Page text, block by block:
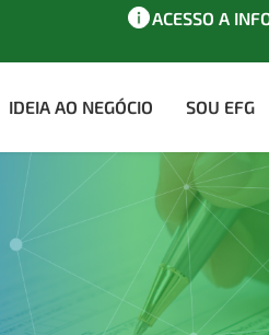
ACESSO A
IDEIA AO NEGÓCIO SOU EFG